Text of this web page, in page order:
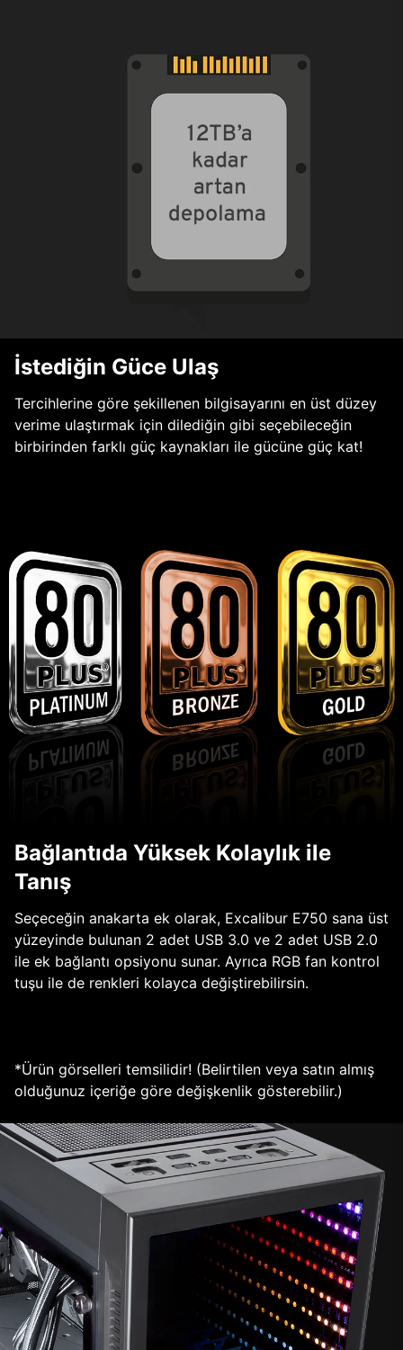
İstediğin Güce Ulaş
Tercihlerine göre şekillenen bilgisayarını en üst düzey
verime ulaştırmak için dilediğin gibi seçebileceğin
birbirinden farklı güç kaynakları ile gücüne güç kat!
Bağlantıda Yüksek Kolaylık ile
Tanış
Seçeceğin anakarta ek olarak, Excalibur E750 sana üst
yüzeyinde bulunan 2 adet USB 3.0 ve 2 adet USB 2.0
ile ek bağlantı opsiyonu sunar. Ayrıca RGB fan kontrol
tuşu ile de renkleri kolayca değiştirebilirsin.
*Ürün görselleri temsilidir! (Belirtilen veya satın almış
olduğunuz içeriğe göre değişkenlik gösterebilir.)